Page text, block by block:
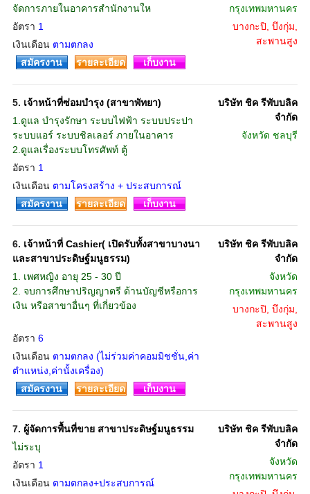
จัดการภายในอาคารสำนักงานให
อัตรา 1
เงินเดือน ตามตกลง
กรุงเทพมหานคร
บางกะปิ, บึงกุ่ม,
สะพานสูง
สมัครงาน
รายละเอียด เก็บงาน
5. เจ้าหน้าที่ซ่อมบำรุง (สาขาพัทยา)
1.ดูแล บำรุงรักษา ระบบไฟฟ้า ระบบประปา
ระบบแอร์ ระบบชิลเลอร์ ภายในอาคาร
2.ดูแลเรื่องระบบโทรศัพท์ ตู้
อัตรา 1
เงินเดือน ตามโครงสร้าง + ประสบการณ์
บริษัท ชิค รีพับบลิค
จำกัด
จังหวัด ชลบุรี
สมัครงาน รายละเอียด เก็บงาน
6. เจ้าหน้าที่ Cashier( เปิดรับทั้งสาขาบางนา
และสาขาประดิษฐ์มนูธรรม)
1. เพศหญิง อายุ 25 - 30 ปี
2. จบการศึกษาปริญญาตรี ด้านบัญชีหรือการ
เงิน หรือสาขาอื่นๆ ที่เกี่ยวข้อง
อัตรา 6
เงินเดือน ตามตกลง (ไม่ร่วมค่าคอมมิชชั่น,ค่า
ตำแหน่ง,ค่านั้งเครื่อง)
บริษัท ชิค รีพับบลิค
จำกัด
จังหวัด
กรุงเทพมหานคร
บางกะปิ, บึงกุ่ม,
สะพานสูง
สมัครงาน รายละเอียด เก็บงาน
7. ผู้จัดการพื้นที่ขาย สาขาประดิษฐ์มนูธรรม
ไม่ระบุ
อัตรา 1
เงินเดือน ตามตกลง+ประสบการณ์
บริษัท ชิค รีพับบลิค
จำกัด
จังหวัด
กรุงเทพมหานคร